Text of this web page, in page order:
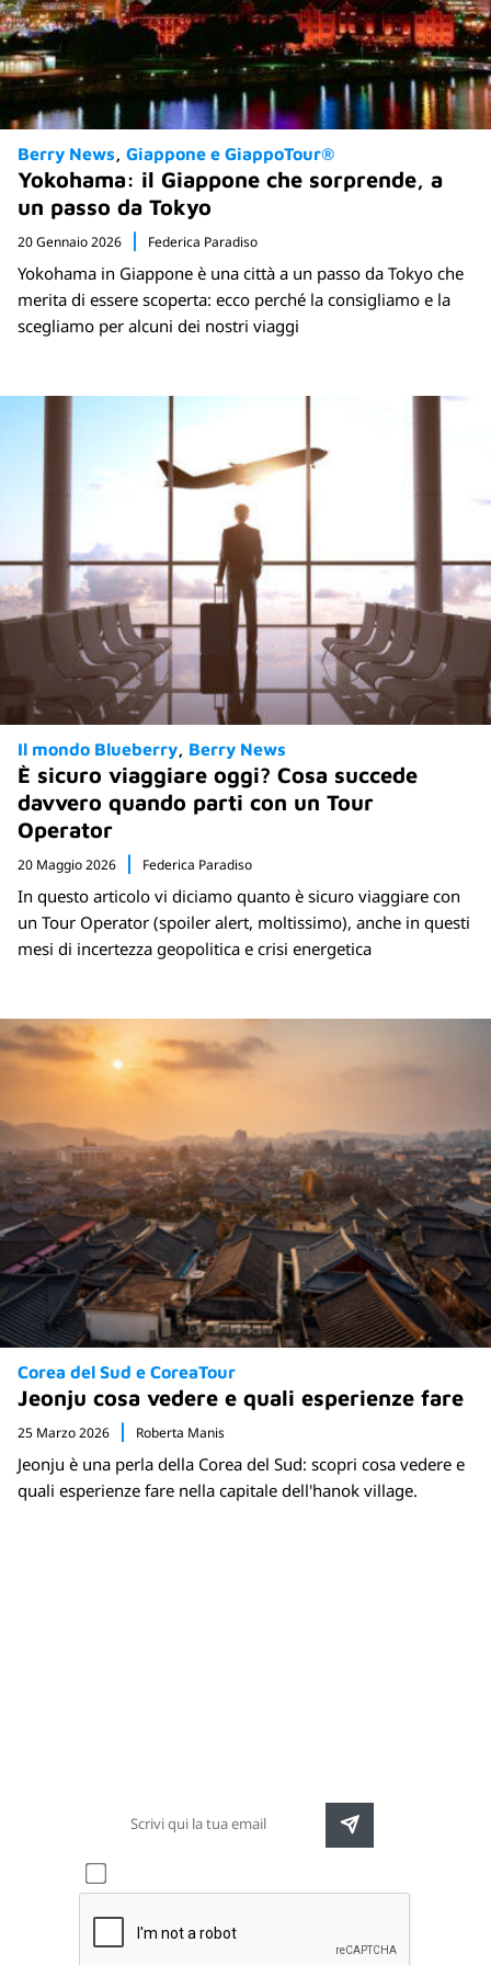
Berry News Giappone e GiappoTour®
Yokohama: il Giappone che sorprende, a
un passo da Tokyo
20 Gennaio 2026 Federica Paradiso
Yokohama in Giappone è una città a un passo da Tokyo che
merita di essere scoperta: ecco perché la consigliamo e la
scegliamo per alcuni dei nostri viaggi
Il mondo Blueberry Berry News
È sicuro viaggiare oggi? Cosa succede
davvero quando parti con un Tour
Operator
20 Maggio 2026 Federica Paradiso
In questo articolo vi diciamo quanto è sicuro viaggiare con
un Tour Operator (spoiler alert, moltissimo), anche in questi
mesi di incertezza geopolitica e crisi energetica
Corea del Sud e CoreaTour
Jeonju cosa vedere e quali esperienze fare
25 Marzo 2026 Roberta Manis
Jeonju è una perla della Corea del Sud: scopri cosa vedere e
quali esperienze fare nella capitale dell'hanok village.